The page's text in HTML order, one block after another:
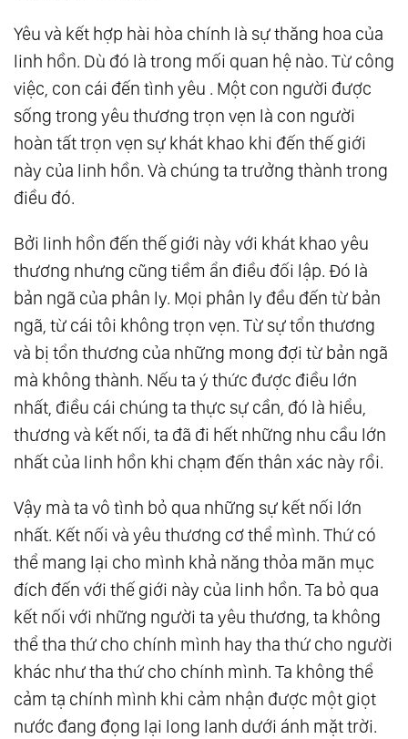
Yêu và kết hợp hài hòa chính là sự thăng hoa của
linh hồn. Dù đó là trong mối quan hệ nào. Từ công
việc, con cái đến tình yêu . Một con người được
sống trong yêu thương trọn vẹn là con người
hoàn tất trọn vẹn sự khát khao khi đến thế giới
này của linh hồn. Và chúng ta trưởng thành trong
điều đó.
Bởi linh hồn đến thế giới này với khát khao yêu
thương nhưng cũng tiềm ẩn điều đối lập. Đó là
bản ngã của phân ly. Mọi phân ly đều đến từ bản
ngã, từ cái tôi không trọn vẹn. Từ sự tổn thương
và bị tổn thương của những mong đợi từ bản ngã
mà không thành. Nếu ta ý thức được điều lớn
nhất, điều cái chúng ta thực sự cần, đó là hiểu,
thương và kết nối, ta đã đi hết những nhu cầu lớn
nhất của linh hồn khi chạm đến thân xác này rồi.
Vậy mà ta vô tình bỏ qua những sự kết nối lớn
nhất. Kết nối và yêu thương cơ thể mình. Thứ có
thể mang lại cho mình khả năng thỏa mãn mục
đích đến với thế giới này của linh hồn. Ta bỏ qua
kết nối với những người ta yêu thương, ta không
thể tha thứ cho chính mình hay tha thứ cho người
khác như tha thứ cho chính mình. Ta không thể
cảm tạ chính mình khi cảm nhận được một giọt
nước đang đọng lại long lanh dưới ánh mặt trời.